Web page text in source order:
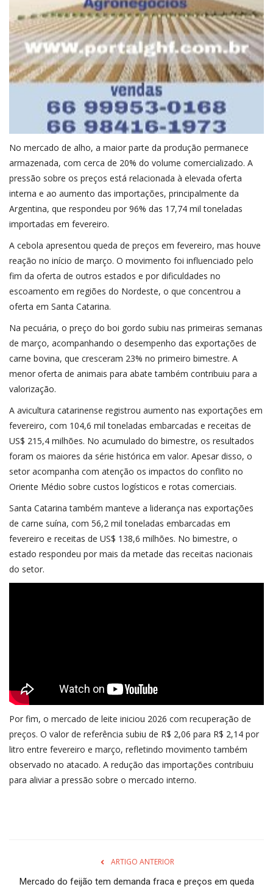
No mercado de alho, a maior parte da produção permanece
armazenada, com cerca de 20% do volume comercializado. A
pressão sobre os preços está relacionada à elevada oferta
interna e ao aumento das importações, principalmente da
Argentina, que respondeu por 96% das 17,74 mil toneladas
importadas em fevereiro.
A cebola apresentou queda de preços em fevereiro, mas houve
reação no início de março. O movimento foi influenciado pelo
fim da oferta de outros estados e por dificuldades no
escoamento em regiões do Nordeste, o que concentrou a
oferta em Santa Catarina.
Na pecuária, o preço do boi gordo subiu nas primeiras semanas
de março, acompanhando o desempenho das exportações de
carne bovina, que cresceram 23% no primeiro bimestre. A
menor oferta de animais para abate também contribuiu para a
valorização.
A avicultura catarinense registrou aumento nas exportações em
fevereiro, com 104,6 mil toneladas embarcadas e receitas de
US$ 215,4 milhões. No acumulado do bimestre, os resultados
foram os maiores da série histórica em valor. Apesar disso, o
setor acompanha com atenção os impactos do conflito no
Oriente Médio sobre custos logísticos e rotas comerciais.
Santa Catarina também manteve a liderança nas exportações
de carne suína, com 56,2 mil toneladas embarcadas em
fevereiro e receitas de US$ 138,6 milhões. No bimestre, o
estado respondeu por mais da metade das receitas nacionais
do setor.
Por fim, o mercado de leite iniciou 2026 com recuperação de
preços. O valor de referência subiu de R$ 2,06 para R$ 2,14 por
litro entre fevereiro e março, refletindo movimento também
observado no atacado. A redução das importações contribuiu
para aliviar a pressão sobre o mercado interno.
ARTIGO ANTERIOR
Mercado do feijão tem demanda fraca e preços em queda